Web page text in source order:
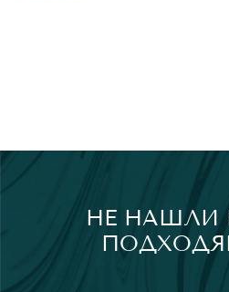
НЕ НАШЛИ